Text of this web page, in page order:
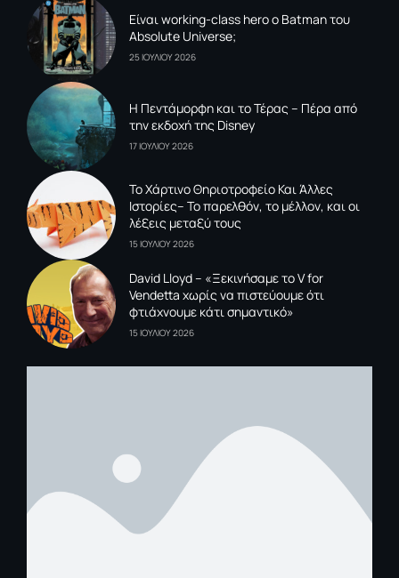
Είναι working-class hero ο Batman του
Absolute Universe;
25 ΙΟΥΛΙΟΥ 2026
Η Πεντάμορφη και το Τέρας – Πέρα από
την εκδοχή της Disney
17 ΙΟΥΛΙΟΥ 2026
To Xάρτινο Θηριοτροφείο Και Άλλες
Ιστορίες– Το παρελθόν, το μέλλον, και οι
λέξεις μεταξύ τους
15 ΙΟΥΛΙΟΥ 2026
David Lloyd – «Ξεκινήσαμε το V for
Vendetta χωρίς να πιστεύουμε ότι
φτιάχνουμε κάτι σημαντικό»
15 ΙΟΥΛΙΟΥ 2026